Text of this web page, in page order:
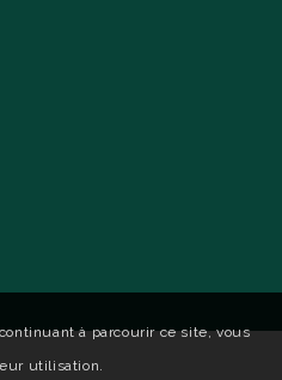
à parcourir ce site, vous
utilisation.